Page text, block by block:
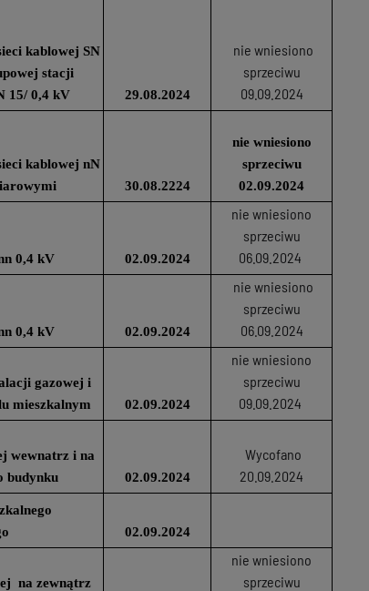
kablowej SN
stacji
15/ 0,4 kV
29.08.2024
nie wniesiono
sprzeciwu
09.09.2024
kablowej nN
30.08.2224
nie wniesiono
sprzeciwu
02.09.2024
0,4 kV 02.09.2024
nie wniesiono
sprzeciwu
06.09.2024
0,4 kV 02.09.2024
nie wniesiono
sprzeciwu
06.09.2024
gazowej i
mieszkalnym
02.09.2024
nie wniesiono
sprzeciwu
09.09.2024
wewnatrz i na
budynku
02.09.2024
Wycofano
20.09.2024
02.09.2024
na zewnątrz
nie wniesiono
sprzeciwu